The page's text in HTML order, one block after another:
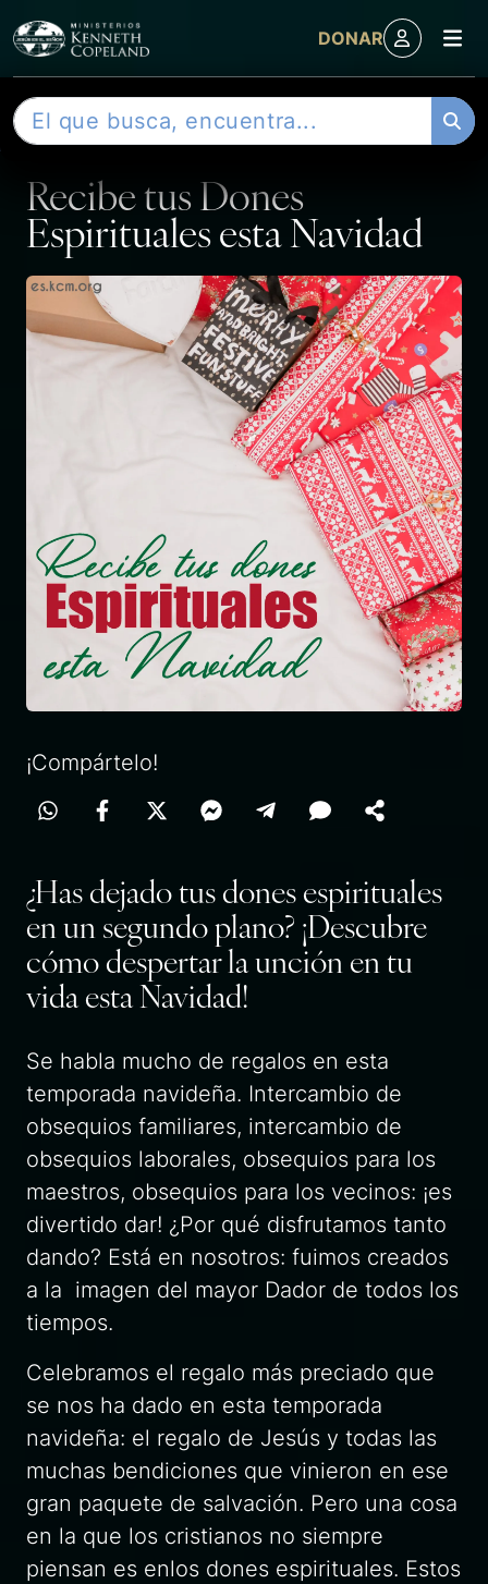
DONAR
B
u
ENTRADA
Recibe tus Dones
Espirituales esta Navidad
¡Compártelo!
¿Has dejado tus dones espirituales
en un segundo plano? ¡Descubre
cómo despertar la unción en tu
vida esta Navidad!
Se habla mucho de regalos en esta
temporada navideña. Intercambio de
obsequios familiares, intercambio de
obsequios laborales, obsequios para los
maestros, obsequios para los vecinos: ¡es
divertido dar! ¿Por qué disfrutamos tanto
dando? Está en nosotros: fuimos creados
a la imagen del mayor Dador de todos los
tiempos.
Celebramos el regalo más preciado que
se nos ha dado en esta temporada
navideña: el regalo de Jesús y todas las
muchas bendiciones que vinieron en ese
gran paquete de salvación. Pero una cosa
en la que los cristianos no siempre
piensan es enlos dones espirituales. Estos